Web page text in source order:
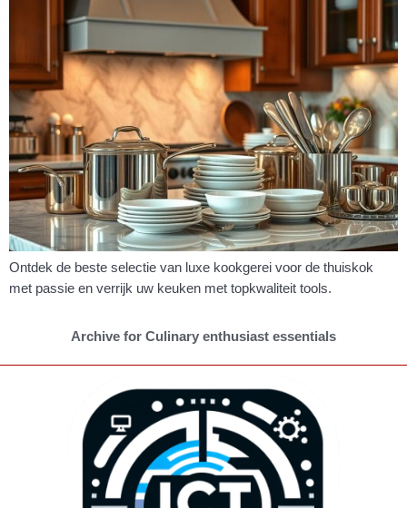
Ontdek de beste selectie van luxe kookgerei voor de thuiskok
met passie en verrijk uw keuken met topkwaliteit tools.
Archive for Culinary enthusiast essentials